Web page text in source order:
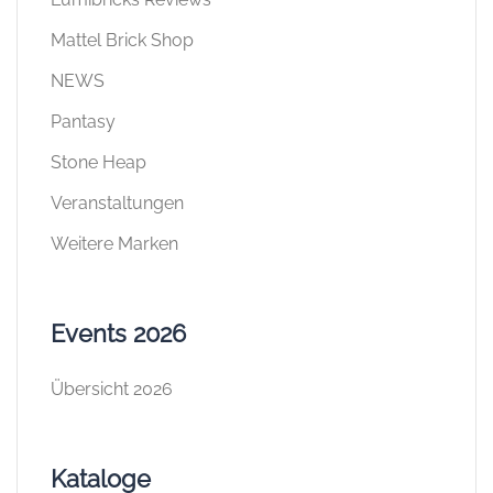
Mattel Brick Shop
NEWS
Pantasy
Stone Heap
Veranstaltungen
Weitere Marken
Events 2026
Übersicht 2026
Kataloge